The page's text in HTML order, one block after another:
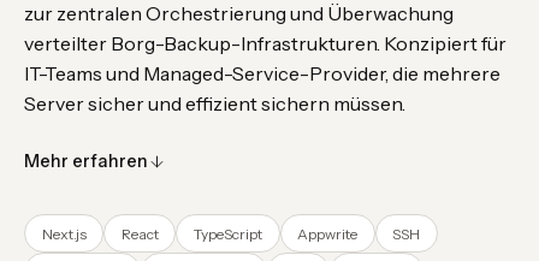
zur zentralen Orchestrierung und Überwachung
verteilter Borg-Backup-Infrastrukturen. Konzipiert für
IT-Teams und Managed-Service-Provider, die mehrere
Server sicher und effizient sichern müssen.
Mehr erfahren
Next.js React TypeScript Appwrite SSH